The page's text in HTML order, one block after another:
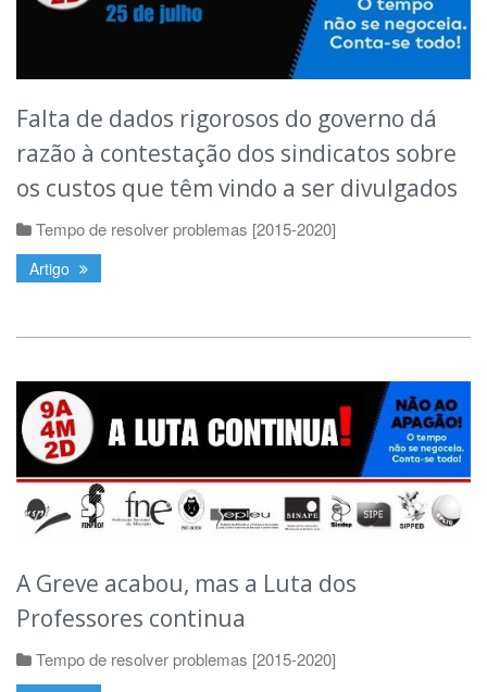
Falta de dados rigorosos do governo dá
razão à contestação dos sindicatos sobre
os custos que têm vindo a ser divulgados
Tempo de resolver problemas [2015-2020]
Artigo
A Greve acabou, mas a Luta dos
Professores continua
Tempo de resolver problemas [2015-2020]